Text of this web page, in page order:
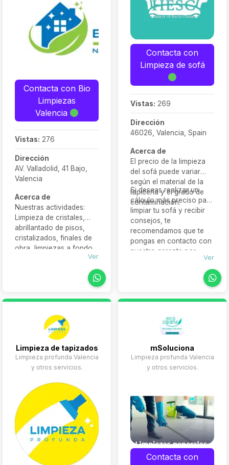
Contacta con Bio
Limpiezas
Valencia
Vistas: 276
Dirección
AV. Valladolid, 41 Bajo,
Valencia
Acerca de
Nuestras actividades:
Limpieza de cristales,
abrillantado de pisos,
cristalizados, finales de
obra, limpiezas a fondo,
mantenimiento periódico
Ver
Contacta con
Limpieza de sofá
Vistas: 269
Dirección
46026, Valencia, Spain
Acerca de
El precio de la limpieza
del sofá puede variar
según el material de la
tapicería y el grado de
contaminación.
Si deseas realizar un
cálculo más preciso para
limpiar tu sofá y recibir
consejos, te
recomendamos que te
pongas en contacto con
nuestro gerente por
de
Ver
Limpieza de tapizados
Limpieza profunda Valencia
y otros servicios.
mSoluciona
Limpieza profunda Valencia
y otros servicios.
Contacta con